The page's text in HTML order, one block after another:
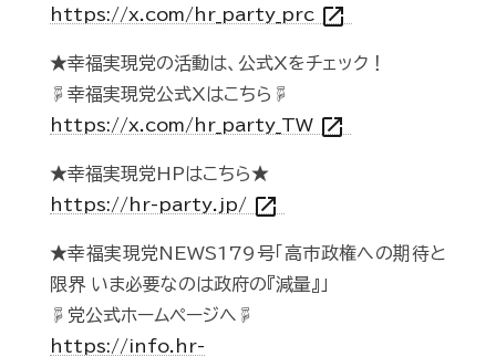
https://x.com/hr_party_prc open_in_new
★幸福実現党の活動は、公式Xをチェック！
☟幸福実現党公式Xはこちら☟
https://x.com/hr_party_TW open_in_new
★幸福実現党HPはこちら★
https://hr-party.jp/ open_in_new
★幸福実現党NEWS179号「高市政権への期待と
限界 いま必要なのは政府の『減量』」
☟党公式ホームページへ☟
https://info.hr-